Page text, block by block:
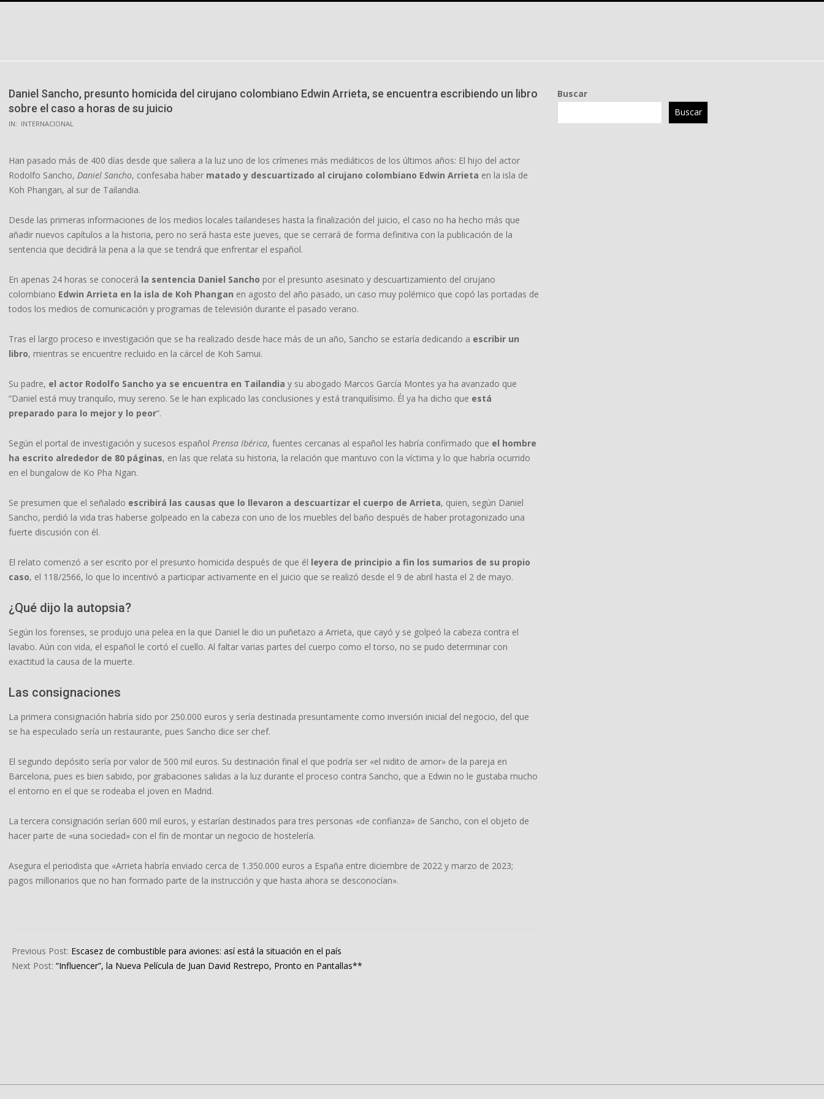
Daniel Sancho, presunto homicida del cirujano colombiano Edwin Arrieta, se encuentra escribiendo un libro
sobre el caso a horas de su juicio
IN: INTERNACIONAL
Han pasado más de 400 días desde que saliera a la luz uno de los crímenes más mediáticos de los últimos años: El hijo del actor
Rodolfo Sancho, Daniel Sancho, confesaba haber matado y descuartizado al cirujano colombiano Edwin Arrieta en la isla de
Koh Phangan, al sur de Tailandia.
Desde las primeras informaciones de los medios locales tailandeses hasta la finalización del juicio, el caso no ha hecho más que
añadir nuevos capítulos a la historia, pero no será hasta este jueves, que se cerrará de forma definitiva con la publicación de la
sentencia que decidirá la pena a la que se tendrá que enfrentar el español.
En apenas 24 horas se conocerá la sentencia Daniel Sancho por el presunto asesinato y descuartizamiento del cirujano
colombiano Edwin Arrieta en la isla de Koh Phangan en agosto del año pasado, un caso muy polémico que copó las portadas de
todos los medios de comunicación y programas de televisión durante el pasado verano.
Tras el largo proceso e investigación que se ha realizado desde hace más de un año, Sancho se estaría dedicando a escribir un
libro, mientras se encuentre recluido en la cárcel de Koh Samui.
Su padre, el actor Rodolfo Sancho ya se encuentra en Tailandia y su abogado Marcos García Montes ya ha avanzado que
“Daniel está muy tranquilo, muy sereno. Se le han explicado las conclusiones y está tranquilísimo. Él ya ha dicho que está
preparado para lo mejor y lo peor“.
Según el portal de investigación y sucesos español Prensa Ibérica, fuentes cercanas al español les habría confirmado que el hombre
ha escrito alrededor de 80 páginas, en las que relata su historia, la relación que mantuvo con la víctima y lo que habría ocurrido
en el bungalow de Ko Pha Ngan.
Se presumen que el señalado escribirá las causas que lo llevaron a descuartizar el cuerpo de Arrieta, quien, según Daniel
Sancho, perdió la vida tras haberse golpeado en la cabeza con uno de los muebles del baño después de haber protagonizado una
fuerte discusión con él.
El relato comenzó a ser escrito por el presunto homicida después de que él leyera de principio a fin los sumarios de su propio
caso, el 118/2566, lo que lo incentivó a participar activamente en el juicio que se realizó desde el 9 de abril hasta el 2 de mayo.
¿Qué dijo la autopsia?
Según los forenses, se produjo una pelea en la que Daniel le dio un puñetazo a Arrieta, que cayó y se golpeó la cabeza contra el
lavabo. Aún con vida, el español le cortó el cuello. Al faltar varias partes del cuerpo como el torso, no se pudo determinar con
exactitud la causa de la muerte.
Las consignaciones
La primera consignación habría sido por 250.000 euros y sería destinada presuntamente como inversión inicial del negocio, del que
se ha especulado sería un restaurante, pues Sancho dice ser chef.
El segundo depósito sería por valor de 500 mil euros. Su destinación final el que podría ser «el nidito de amor» de la pareja en
Barcelona, pues es bien sabido, por grabaciones salidas a la luz durante el proceso contra Sancho, que a Edwin no le gustaba mucho
el entorno en el que se rodeaba el joven en Madrid.
La tercera consignación serían 600 mil euros, y estarían destinados para tres personas «de confianza» de Sancho, con el objeto de
hacer parte de «una sociedad» con el fin de montar un negocio de hostelería.
Asegura el periodista que «Arrieta habría enviado cerca de 1.350.000 euros a España entre diciembre de 2022 y marzo de 2023;
pagos millonarios que no han formado parte de la instrucción y que hasta ahora se desconocían».
08-
28
Previous Post: Escasez de combustible para aviones: así está la situación en el país
Next Post: “Influencer”, la Nueva Película de Juan David Restrepo, Pronto en Pantallas**
Buscar
Buscar